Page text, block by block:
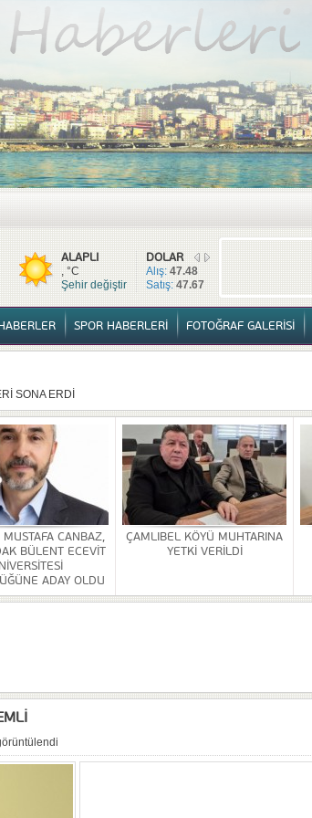
TÜM HABERLER YURTTAN HABERLER SPOR
DOLAR
Alış:47.48
Satış:47.67
ALAPLI
, °C
Şehir değiştir
SPOR HABERLERİ FOTOĞRAF GALERİSİ
SONA ERDİ
KALDIRILDI
DÜZENLENDİ
BİNASİ YAPILACAK
BÜLENT ECEVİT ÜNİVERSİTESİ REKTÖRLÜĞÜNE
MUSTAFA CANBAZ,
BÜLENT ECEVİT
ADAY OLDU
ÇAMLIBEL KÖYÜ MUHTARINA
YETKİ VERİLDİ